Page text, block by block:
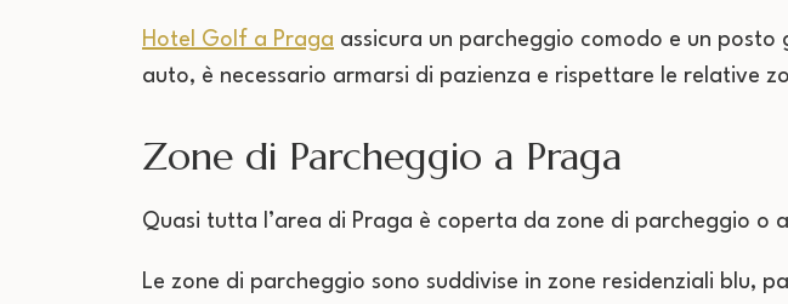
Hotel Golf a Praga assicura un parcheggio comodo e un
auto, è necessario armarsi di pazienza e rispettare le relative
Zone di Parcheggio a Praga
Quasi tutta l’area di Praga è coperta da zone di parcheggio o
Le zone di parcheggio sono suddivise in zone residenziali blu,